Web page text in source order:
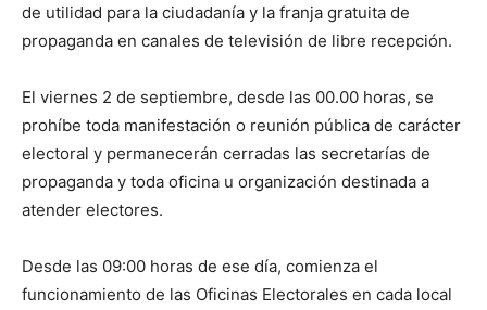
de utilidad para la ciudadanía y la franja gratuita de
propaganda en canales de televisión de libre recepción.
El viernes 2 de septiembre, desde las 00.00 horas, se
prohíbe toda manifestación o reunión pública de carácter
electoral y permanecerán cerradas las secretarías de
propaganda y toda oficina u organización destinada a
atender electores.
Desde las 09:00 horas de ese día, comienza el
funcionamiento de las Oficinas Electorales en cada local